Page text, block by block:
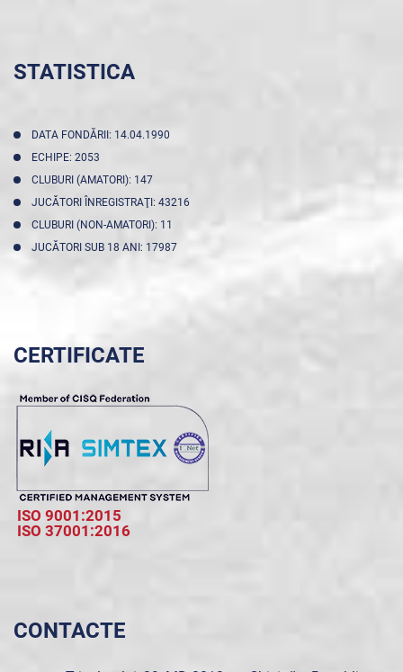
STATISTICA
DATA FONDĂRII: 14.04.1990
ECHIPE: 2053
CLUBURI (AMATORI): 147
JUCĂTORI ÎNREGISTRAŢI: 43216
CLUBURI (NON-AMATORI): 11
JUCĂTORI SUB 18 ANI: 17987
CERTIFICATE
ISO 9001:2015
ISO 37001:2016
CONTACTE